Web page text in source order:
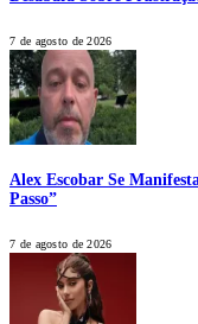
7 de agosto de 2026
Alex Escobar Se
Passo”
7 de agosto de 2026